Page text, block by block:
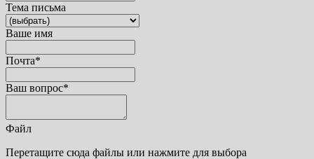
Тема письма
Ваше имя
Почта*
Ваш вопрос*
Файл
Перетащите сюда файлы или нажмите для выбора